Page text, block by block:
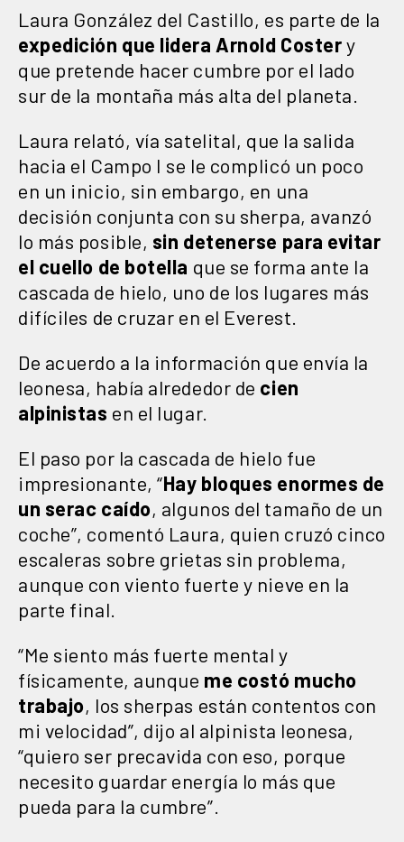
Laura González del Castillo, es parte de la
expedición que lidera Arnold Costery
que pretende hacer cumbre por el lado
sur de la montaña más alta del planeta.
Laura relató, vía satelital, que la salida
hacia el Campo I se le complicó un poco
en un inicio, sin embargo, en una
decisión conjunta con su sherpa, avanzó
lo más posible, sin detenerse para evitar
el cuello de botella que se forma ante la
cascada de hielo, uno de los lugares más
difíciles de cruzar en el Everest.
De acuerdo a la información que envía la
leonesa, había alrededor de cien
alpinistas en el lugar.
El paso por la cascada de hielo fue
impresionante, “Hay bloques enormes de
un serac caído, algunos del tamaño de un
coche”, comentó Laura, quien cruzó cinco
escaleras sobre grietas sin problema,
aunque con viento fuerte y nieve en la
parte final.
“Me siento más fuerte mental y
físicamente, aunque me costó mucho
trabajo, los sherpas están contentos con
mi velocidad”, dijo al alpinista leonesa,
“quiero ser precavida con eso, porque
necesito guardar energía lo más que
pueda para la cumbre”.